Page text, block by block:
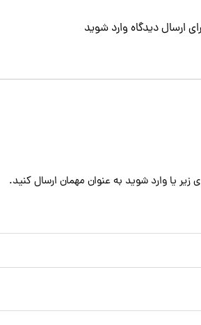
ارسال دیدگاه وارد شوید
زیر یاوارد شوید به عنوان مهمان ارسال کنید.